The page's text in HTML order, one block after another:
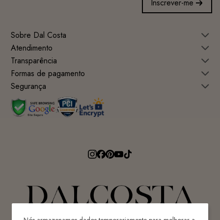
Inscrever-me
Sobre Dal Costa
Atendimento
Transparência
Formas de pagamento
Segurança